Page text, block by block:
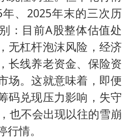
、2025年末的三次历
：目前A股整体估值处
无杠杆泡沫风险，经济
长线养老资金、保险资
场。这就意味着，即便
码兑现压力影响，失守
也不会出现以往的雪崩
情。